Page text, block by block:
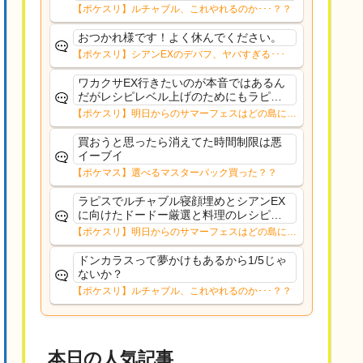
ャン…？
【ポケスリ】ルチャブル、これやれるのか･･･？？
おつかれ様です！よく休んでください。
【ポケスリ】シアンEXのデバフ、ヤバすぎる･･･
ワカクサEX行きたいのが本音ではあるん
だがレシピレベル上げのためにもラピス
かもワカクサEXのデバフ受けながらのレ
シピ上げってかなりストレス有るんよド
ードー厳選とルチャブル寝顔も取っとき
たいし
【ポケスリ】明日からのサマーフェスはどの島に行
く？？12日㈬からはNMD
買おうと思ったら消えてた時間制限は悪
イーブイ
【ポケマス】選べるマスターパック買った？？
ラピスでルチャブル寝顔埋めとシアンEX
に向けたドードー厳選と料理のレシピレ
ベル上げシアンEXにFL移すかは考え中キ
ャンチケは切らずにまったり過ごす予定
【ポケスリ】明日からのサマーフェスはどの島に行
く？？12日㈬からはNMD
ドンカラスって夢かけもあるから1/5じゃ
ないか？
【ポケスリ】ルチャブル、これやれるのか･･･？？
本日の人気記事